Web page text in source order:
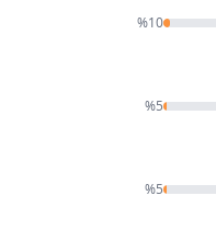
%10
%5
%5